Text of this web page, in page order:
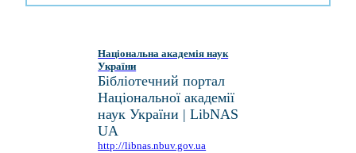
Національна академія наук
України
Бібліотечний портал
Національної академії
наук України | LibNAS
UA
http://libnas.nbuv.gov.ua